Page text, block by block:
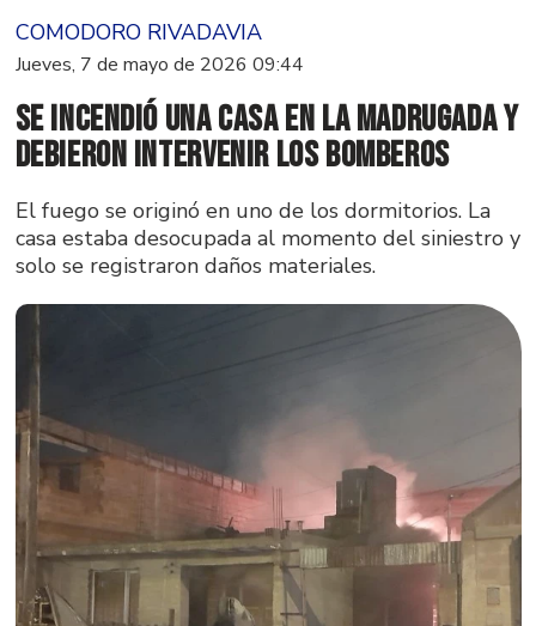
COMODORO RIVADAVIA
Jueves, 7 de mayo de 2026 09:44
Se incendió una casa en la madrugada y
debieron intervenir los bomberos
El fuego se originó en uno de los dormitorios. La
casa estaba desocupada al momento del siniestro y
solo se registraron daños materiales.